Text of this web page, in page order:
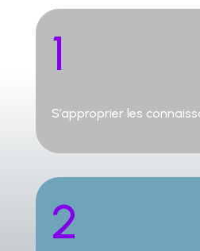
1
S’approprier les
2